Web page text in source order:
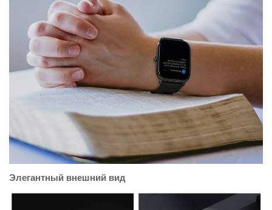
Элегантный внешний вид